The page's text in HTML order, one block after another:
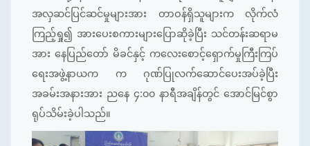
အလှဆင်ပြင်ဆင်မှုများအား တာဝန်ရှိသူများက လိုက်လံ
ကြည့်ရှု၍ အားပေးစကားများပြောဆိုခဲ့ပြီး သင်တန်းဆရာမ
အား နေပြည်တော် မိခင်နှင့် ကလေးစောင့်ရှောက်မှုကြီးကြပ်
ရေးအဖွဲ့နာယက က ဂုဏ်ပြုလက်ဆောင်ပေးအပ်ခဲ့ပြီး
အခမ်းအနားအား ညနေ ၄:၀၀ နာရီအချိန်တွင် အောင်မြင်စွာ
ရုပ်သိမ်းခဲ့ပါသည်။